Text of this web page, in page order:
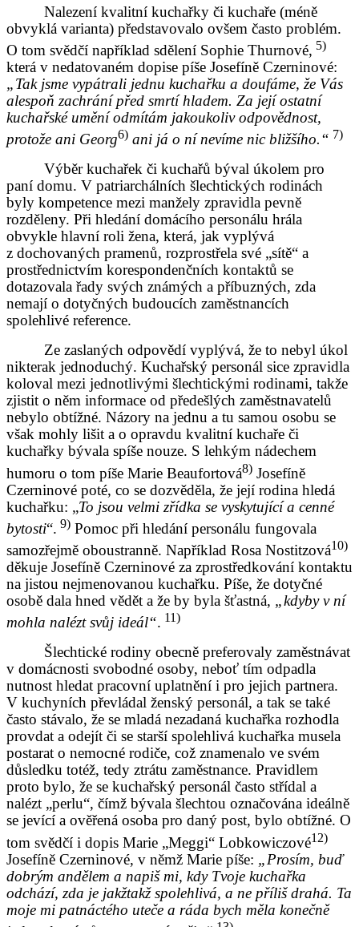
Nalezení kvalitní kuchařky či kuchaře (méně
obvyklá varianta) představovalo ovšem často problém.
O tom svědčí například sdělení Sophie Thurnové, 5)
která v nedatovaném dopise píše Josefíně Czerninové:
„Tak jsme vypátrali jednu kuchařku a doufáme, že Vás
alespoň zachrání před smrtí hladem. Za její ostatní
kuchařské umění odmítám jakoukoliv odpovědnost,
protože ani Georg6) ani já o ní nevíme nic bližšího.“ 7)
Výběr kuchařek či kuchařů býval úkolem pro
paní domu. V patriarchálních šlechtických rodinách
byly kompetence mezi manžely zpravidla pevně
rozděleny. Při hledání domácího personálu hrála
obvykle hlavní roli žena, která, jak vyplývá
z dochovaných pramenů, rozprostřela své „sítě“ a
prostřednictvím korespondenčních kontaktů se
dotazovala řady svých známých a příbuzných, zda
nemají o dotyčných budoucích zaměstnancích
spolehlivé reference.
Ze zaslaných odpovědí vyplývá, že to nebyl úkol
nikterak jednoduchý. Kuchařský personál sice zpravidla
koloval mezi jednotlivými šlechtickými rodinami, takže
zjistit o něm informace od předešlých zaměstnavatelů
nebylo obtížné. Názory na jednu a tu samou osobu se
však mohly lišit a o opravdu kvalitní kuchaře či
kuchařky bývala spíše nouze. S lehkým nádechem
humoru o tom píše Marie Beaufortová8) Josefíně
Czerninové poté, co se dozvěděla, že její rodina hledá
kuchařku: „To jsou velmi zřídka se vyskytující a cenné
bytosti“. 9) Pomoc při hledání personálu fungovala
samozřejmě oboustranně. Například Rosa Nostitzová10)
děkuje Josefíně Czerninové za zprostředkování kontaktu
na jistou nejmenovanou kuchařku. Píše, že dotyčné
osobě dala hned vědět a že by byla šťastná, „kdyby v ní
mohla nalézt svůj ideál“. 11)
Šlechtické rodiny obecně preferovaly zaměstnávat
v domácnosti svobodné osoby, neboť tím odpadla
nutnost hledat pracovní uplatnění i pro jejich partnera.
V kuchyních převládal ženský personál, a tak se také
často stávalo, že se mladá nezadaná kuchařka rozhodla
provdat a odejít či se starší spolehlivá kuchařka musela
postarat o nemocné rodiče, což znamenalo ve svém
důsledku totéž, tedy ztrátu zaměstnance. Pravidlem
proto bylo, že se kuchařský personál často střídal a
nalézt „perlu“, čímž bývala šlechtou označována ideálně
se jevící a ověřená osoba pro daný post, bylo obtížné. O
tom svědčí i dopis Marie „Meggi“ Lobkowiczové12)
Josefíně Czerninové, v němž Marie píše: „Prosím, buď
dobrým andělem a napiš mi, kdy Tvoje kuchařka
odchází, zda je jakžtakž spolehlivá, a ne příliš drahá. Ta
moje mi patnáctého uteče a ráda bych měla konečně